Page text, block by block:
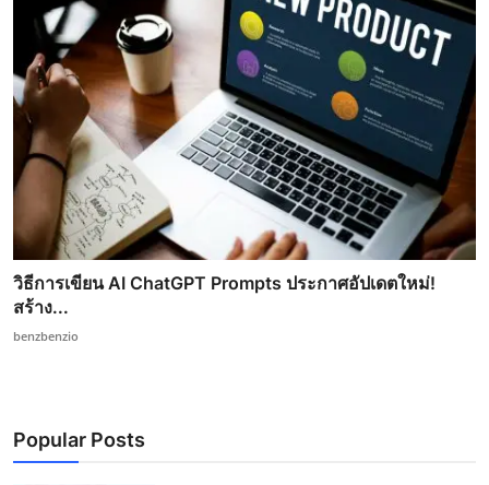
วิธีการเขียน AI ChatGPT Prompts ประกาศอัปเดตใหม่!
สร้าง...
benzbenzio
Popular Posts